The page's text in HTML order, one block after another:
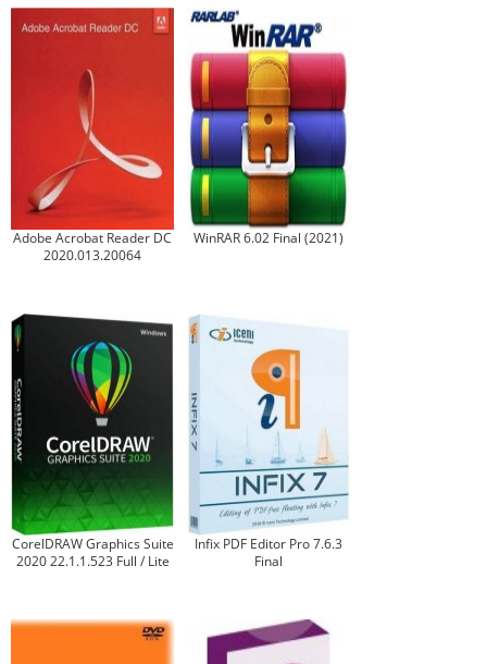
Adobe Acrobat Reader DC
2020.013.20064
WinRAR 6.02 Final (2021)
CorelDRAW Graphics Suite
2020 22.1.1.523 Full / Lite
Infix PDF Editor Pro 7.6.3
Final